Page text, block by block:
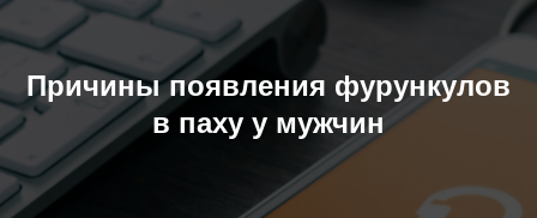
Причины появления фурункулов
в паху у мужчин